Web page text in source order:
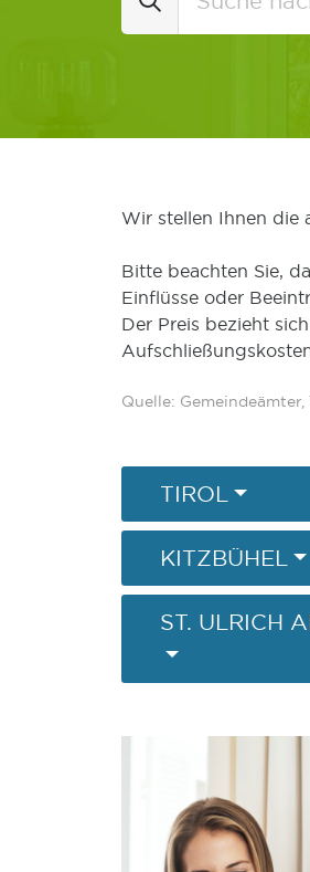
Wir stellen Ihnen die
Bitte beachten Sie,
Einflüsse oder
Der Preis bezieht
Quelle:
TIROL
KITZBÜHEL
ST. ULRICH